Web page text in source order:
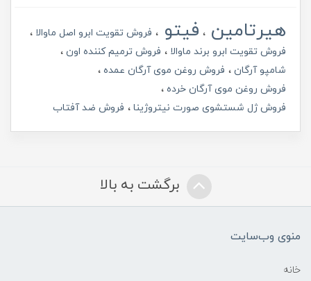
هیرتامین فیتو
فروش تقویت ابرو اصل ماوالا
فروش تقویت ابرو برند ماوالا
فروش ترمیم کننده اون
شامپو آرگان
فروش روغن موی آرگان عمده
فروش روغن موی آرگان خرده
فروش ژل شستشوی صورت نیتروژینا
فروش ضد آفتاب
برگشت به بالا
منوی وب‌سایت
خانه